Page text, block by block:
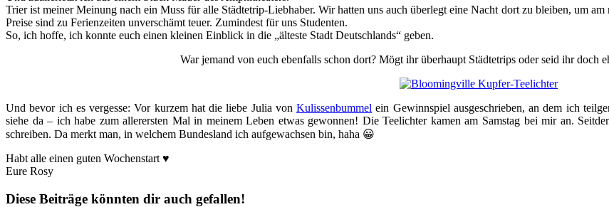
Trier ist meiner Meinung nach ein Muss für alle Städtetrip-Liebhaber. Wir hatten uns auch überlegt eine Nacht dort zu bleiben, um
Preise sind zu Ferienzeiten unverschämt teuer. Zumindest für uns Studenten.
So, ich hoffe, ich konnte euch einen kleinen Einblick in die „älteste Stadt Deutschlands“ geben.
War jemand von euch ebenfalls schon dort? Mögt ihr überhaupt Städtetrips oder seid ihr doch
Und bevor ich es vergesse: Vor kurzem hat die liebe Julia vonKulissenbummel ein Gewinnspiel ausgeschrieben, an dem ich
siehe da – ich habe zum allerersten Mal in meinem Leben etwas gewonnen! Die Teelichter kamen am Samstag bei mir an.
schreiben. Da merkt man, in welchem Bundesland ich aufgewachsen bin, haha 😀
Habt alle einen guten Wochenstart ♥
Eure Rosy
Diese Beiträge könnten dir auch gefallen!